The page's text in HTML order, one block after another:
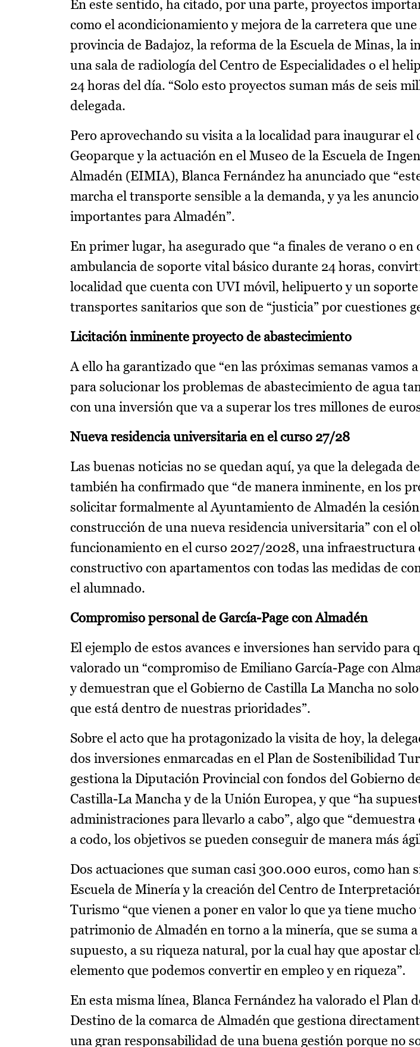
En este sentido, ha citado, por una parte, proyectos
como el acondicionamiento y mejora de la carretera que
provincia de Badajoz, la reforma de la Escuela de Minas, la
una sala de radiología del Centro de Especialidades o el
24 horas del día. “Solo esto proyectos suman más de seis
delegada.
Pero aprovechando su visita a la localidad para inaugurar
Geoparque y la actuación en el Museo de la Escuela de
Almadén (EIMIA), Blanca Fernández ha anunciado que
marcha el transporte sensible a la demanda, y ya les
importantes para Almadén”.
En primer lugar, ha asegurado que “a finales de verano o
ambulancia de soporte vital básico durante 24 horas,
localidad que cuenta con UVI móvil, helipuerto y un soporte
transportes sanitarios que son de “justicia” por cuestiones
Licitación inminente proyecto de abastecimiento
A ello ha garantizado que “en las próximas semanas vamos
para solucionar los problemas de abastecimiento de agua
con una inversión que va a superar los tres millones de
Nueva residencia universitaria en el curso 27/28
Las buenas noticias no se quedan aquí, ya que la delegada
también ha confirmado que “de manera inminente, en los
solicitar formalmente al Ayuntamiento de Almadén la
construcción de una nueva residencia universitaria” con el
funcionamiento en el curso 2027/2028, una infraestructura
constructivo con apartamentos con todas las medidas de
el alumnado.
Compromiso personal de García-Page con Almadén
El ejemplo de estos avances e inversiones han servido para
valorado un “compromiso de Emiliano García-Page con
y demuestran que el Gobierno de Castilla La Mancha no
que está dentro de nuestras prioridades”.
Sobre el acto que ha protagonizado la visita de hoy, la
dos inversiones enmarcadas en el Plan de Sostenibilidad
gestiona la Diputación Provincial con fondos del Gobierno
Castilla-La Mancha y de la Unión Europea, y que “ha
administraciones para llevarlo a cabo”, algo que
a codo, los objetivos se pueden conseguir de manera más
Dos actuaciones que suman casi 300.000 euros, como han
Escuela de Minería y la creación del Centro de
Turismo “que vienen a poner en valor lo que ya tiene
patrimonio de Almadén en torno a la minería, que se suma
supuesto, a su riqueza natural, por la cual hay que apostar
elemento que podemos convertir en empleo y en riqueza”.
En esta misma línea, Blanca Fernández ha valorado el Plan
Destino de la comarca de Almadén que gestiona
una gran responsabilidad de una buena gestión porque no